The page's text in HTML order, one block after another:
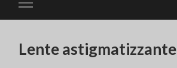
Toggle
mobile
Lente astigmatizzante